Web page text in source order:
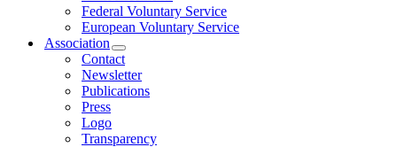
Federal Voluntary Service
European Voluntary Service
Association
Contact
Newsletter
Publications
Press
Logo
Transparency